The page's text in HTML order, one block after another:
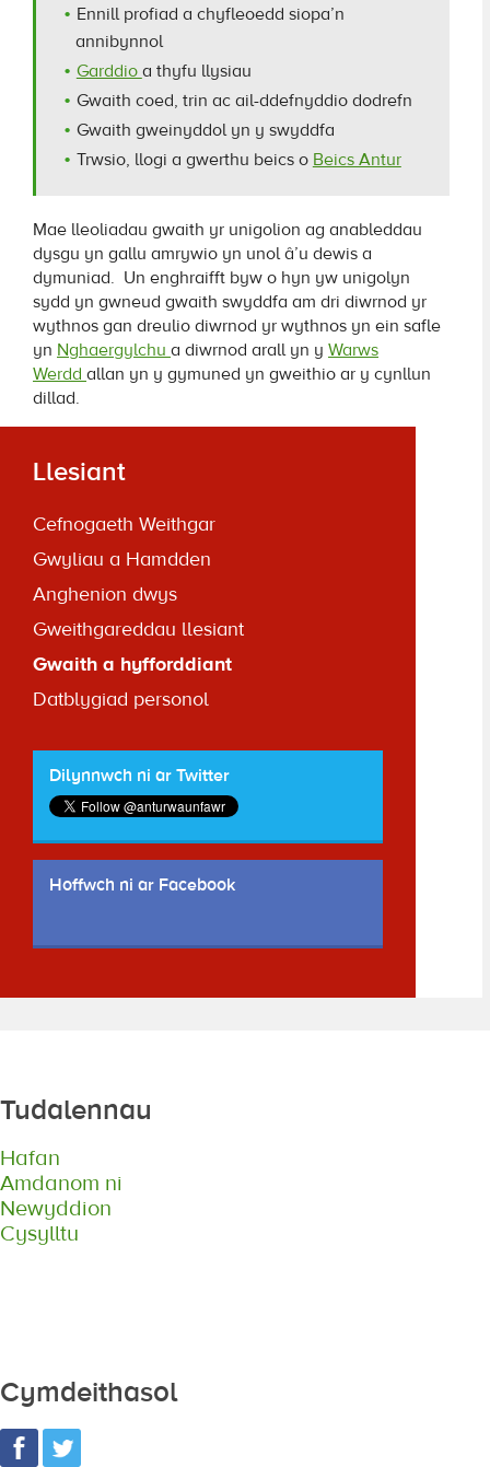
Ennill profiad a chyfleoedd siopa’n
annibynnol
Garddio a thyfu llysiau
Gwaith coed, trin ac ail-ddefnyddio dodrefn
Gwaith gweinyddol yn y swyddfa
Trwsio, llogi a gwerthu beics o Beics Antur
Mae lleoliadau gwaith yr unigolion ag anableddau
dysgu yn gallu amrywio yn unol â’u dewis a
dymuniad. Un enghraifft byw o hyn yw unigolyn
sydd yn gwneud gwaith swyddfa am dri diwrnod yr
wythnos gan dreulio diwrnod yr wythnos yn ein safle
yn Nghaergylchu a diwrnod arall yn y Warws
Werdd allan yn y gymuned yn gweithio ar y cynllun
dillad.
Llesiant
Cefnogaeth Weithgar
Gwyliau a Hamdden
Anghenion dwys
Gweithgareddau llesiant
Gwaith a hyfforddiant
Datblygiad personol
Dilynnwch ni ar Twitter
Hoffwch ni ar Facebook
Tudalennau
Hafan
Amdanom ni
Newyddion
Cysylltu
Cymdeithasol